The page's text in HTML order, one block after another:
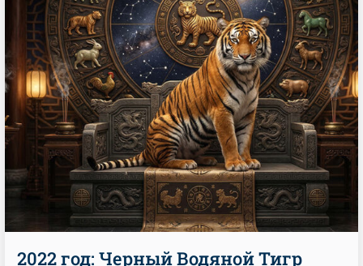
2022 год: Черный Водяной Тигр